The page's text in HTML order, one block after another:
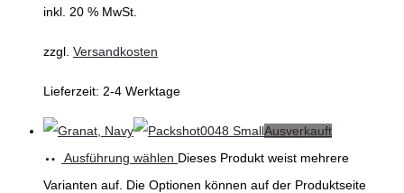
inkl. 20 % MwSt.
zzgl. Versandkosten
Lieferzeit: 2-4 Werktage
Ausverkauft
Ausführung wählen Dieses Produkt weist mehrere
Varianten auf. Die Optionen können auf der Produktseite